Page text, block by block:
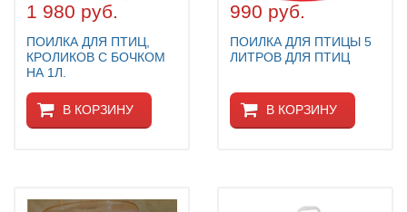
1 980 руб.
ПОИЛКА ДЛЯ ПТИЦ,
КРОЛИКОВ С БОЧКОМ
НА 1Л.
В КОРЗИНУ
990 руб.
ПОИЛКА ДЛЯ ПТИЦЫ 5
ЛИТРОВ ДЛЯ ПТИЦ
В КОРЗИНУ